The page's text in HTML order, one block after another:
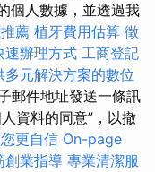
個人數據，並透過我
薦 植牙費用估算 徵
速辦理方式 工商登記
多元解決方案的數位
郵件地址發送一條訊
資料的同意”，以撤
更自信 On-page
創業指導 專業清潔服